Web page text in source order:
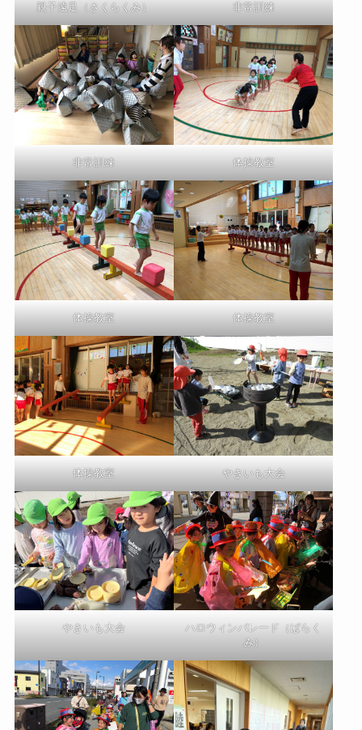
親子遠足（さくらくみ） 非常訓練
非常訓練 体操教室
体操教室 体操教室
体操教室 やきいも大会
やきいも大会
ハロウィンパレード（ばらく
み）